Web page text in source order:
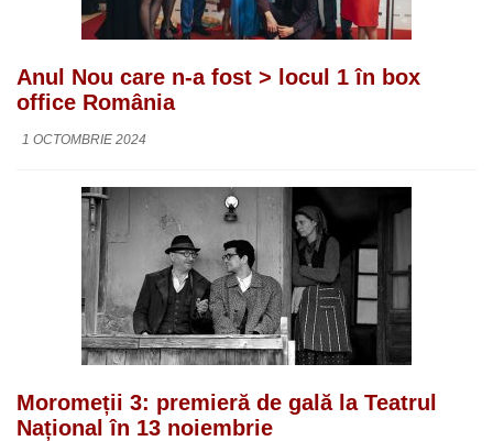
Anul Nou care n-a fost > locul 1 în box
office România
1 OCTOMBRIE 2024
Moromeții 3: premieră de gală la Teatrul
Național în 13 noiembrie